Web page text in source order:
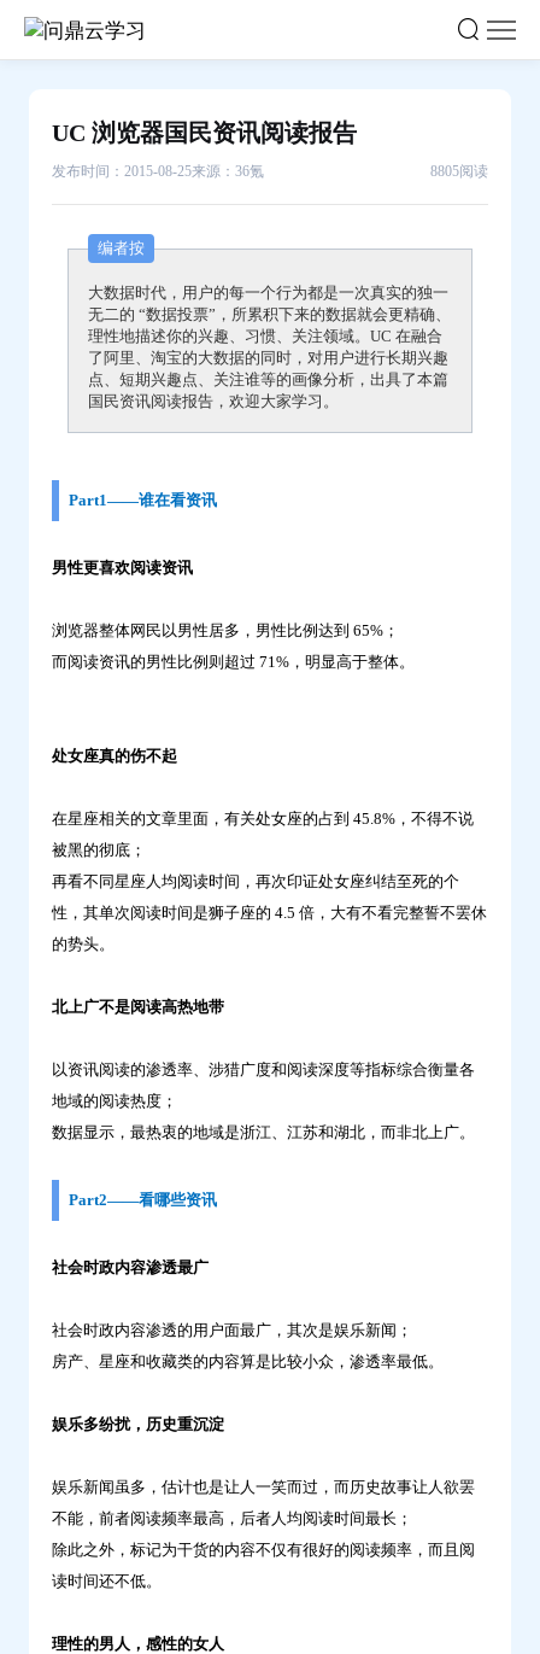
UC
UC 浏览器国民资讯阅读报告
发布时间：2015-08-25来源：36氪 8805阅读
编者按
大数据时代，用户的每一个行为都是一次真实的独一
无二的 “数据投票”，所累积下来的数据就会更精确、
理性地描述你的兴趣、习惯、关注领域。UC 在融合
了阿里、淘宝的大数据的同时，对用户进行长期兴趣
点、短期兴趣点、关注谁等的画像分析，出具了本篇
国民资讯阅读报告，欢迎大家学习。
Part1——谁在看资讯
男性更喜欢阅读资讯
浏览器整体网民以男性居多，男性比例达到 65%；
而阅读资讯的男性比例则超过 71%，明显高于整体。
处女座真的伤不起
在星座相关的文章里面，有关处女座的占到 45.8%，不得不说
被黑的彻底；
再看不同星座人均阅读时间，再次印证处女座纠结至死的个
性，其单次阅读时间是狮子座的 4.5 倍，大有不看完整誓不罢休
的势头。
北上广不是阅读高热地带
以资讯阅读的渗透率、涉猎广度和阅读深度等指标综合衡量各
地域的阅读热度；
数据显示，最热衷的地域是浙江、江苏和湖北，而非北上广。
Part2——看哪些资讯
社会时政内容渗透最广
社会时政内容渗透的用户面最广，其次是娱乐新闻；
房产、星座和收藏类的内容算是比较小众，渗透率最低。
娱乐多纷扰，历史重沉淀
娱乐新闻虽多，估计也是让人一笑而过，而历史故事让人欲罢
不能，前者阅读频率最高，后者人均阅读时间最长；
除此之外，标记为干货的内容不仅有很好的阅读频率，而且阅
读时间还不低。
理性的男人，感性的女人